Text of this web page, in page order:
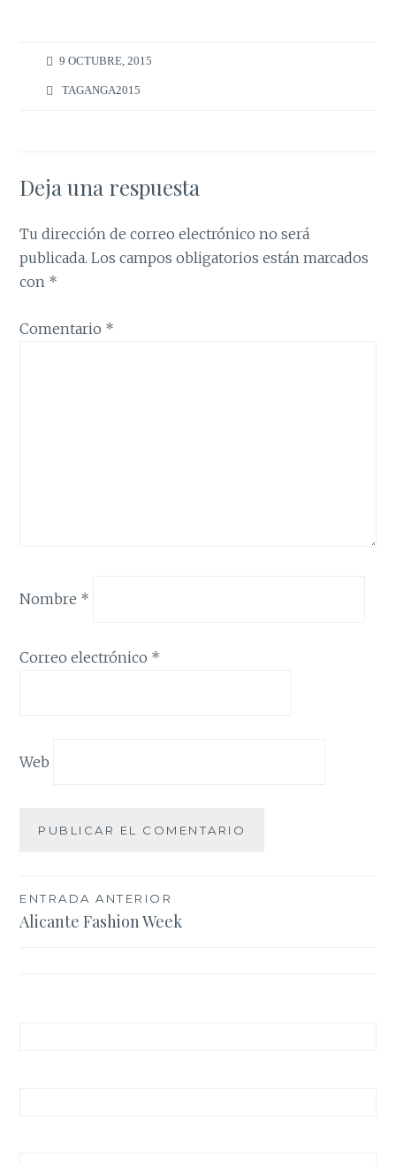
9 OCTUBRE, 2015
TAGANGA2015
Deja una respuesta
Tu dirección de correo electrónico no será
publicada. Los campos obligatorios están marcados
con *
Comentario *
Nombre *
Correo electrónico *
Web
Navegación
de
ENTRADA ANTERIOR
Alicante Fashion Week